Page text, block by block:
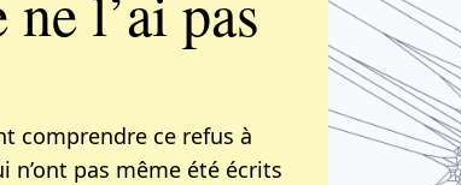
comprendre ce refus à
n’ont pas même été écrits